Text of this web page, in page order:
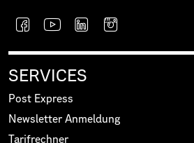
SERVICES
Post Express
Newsletter Anmeldung
Tarifrechner